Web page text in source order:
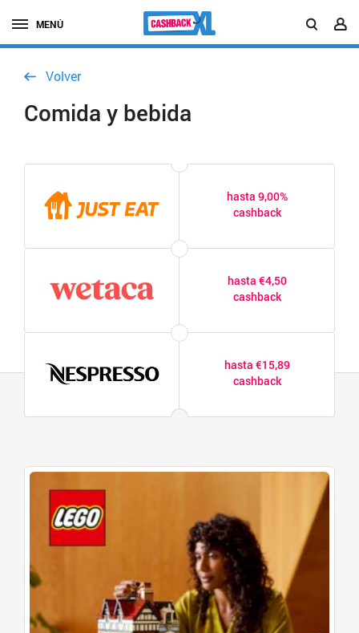
MENÚ
Volver
Comida y bebida
hasta 9,00%
cashback
hasta €4,50
cashback
hasta €15,89
cashback